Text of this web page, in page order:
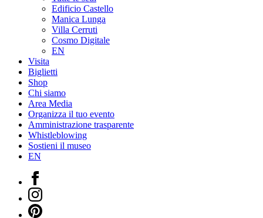
Edificio Castello
Manica Lunga
Villa Cerruti
Cosmo Digitale
EN
Visita
Biglietti
Shop
Chi siamo
Area Media
Organizza il tuo evento
Amministrazione trasparente
Whistleblowing
Sostieni il museo
EN
Facebook
Instagram
Pinterest